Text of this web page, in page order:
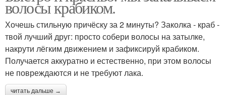
волосы крабиком.
Хочешь стильную причёску за 2 минуты? Заколка - краб -
твой лучший друг: просто собери волосы на затылке,
накрути лёгким движением и зафиксируй крабиком.
Получается аккуратно и естественно, при этом волосы
не повреждаются и не требуют лака.
читать дальше →